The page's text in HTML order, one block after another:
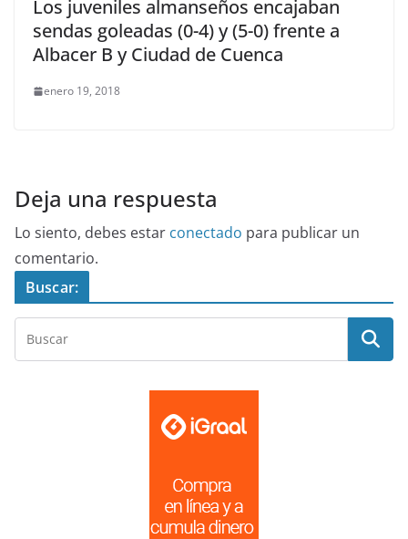
Los juveniles almanseños encajaban
sendas goleadas (0-4) y (5-0) frente a
Albacer B y Ciudad de Cuenca
enero 19, 2018
Deja una respuesta
Lo siento, debes estar conectado para publicar un
comentario.
Buscar: